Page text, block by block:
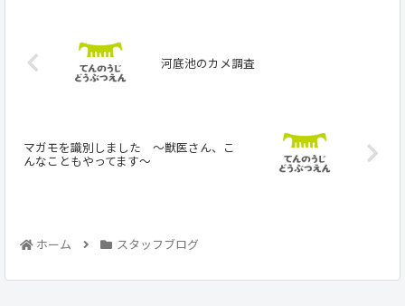
河底池のカメ調査
マガモを識別しました ～獣医さん、こ
んなこともやってます～
ホーム スタッフブログ